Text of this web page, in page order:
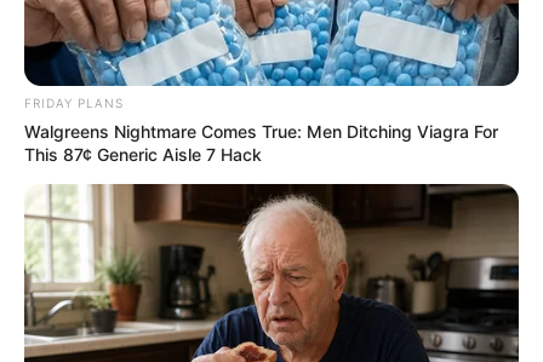
FRIDAY PLANS
Walgreens Nightmare Comes True: Men Ditching Viagra For
This 87¢ Generic Aisle 7 Hack